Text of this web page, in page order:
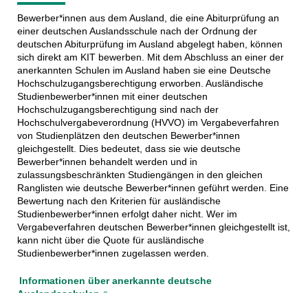
Bewerber*innen aus dem Ausland, die eine Abiturprüfung an
einer deutschen Auslandsschule nach der Ordnung der
deutschen Abiturprüfung im Ausland abgelegt haben, können
sich direkt am KIT bewerben. Mit dem Abschluss an einer der
anerkannten Schulen im Ausland haben sie eine Deutsche
Hochschulzugangsberechtigung erworben. Ausländische
Studienbewerber*innen mit einer deutschen
Hochschulzugangsberechtigung sind nach der
Hochschulvergabeverordnung (HVVO) im Vergabeverfahren
von Studienplätzen den deutschen Bewerber*innen
gleichgestellt. Dies bedeutet, dass sie wie deutsche
Bewerber*innen behandelt werden und in
zulassungsbeschränkten Studiengängen in den gleichen
Ranglisten wie deutsche Bewerber*innen geführt werden. Eine
Bewertung nach den Kriterien für ausländische
Studienbewerber*innen erfolgt daher nicht. Wer im
Vergabeverfahren deutschen Bewerber*innen gleichgestellt ist,
kann nicht über die Quote für ausländische
Studienbewerber*innen zugelassen werden.
Informationen über anerkannte deutsche